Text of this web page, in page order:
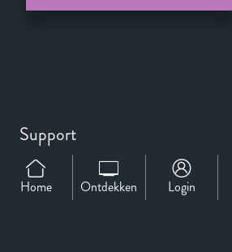
Home Ontdekken Login
Support
Over Ons
Contact